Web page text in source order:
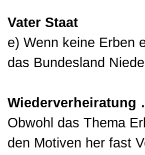
Vater Staat
e) Wenn keine Erben
das Bundesland
Wiederverheiratung
Obwohl das Thema
den Motiven her fast